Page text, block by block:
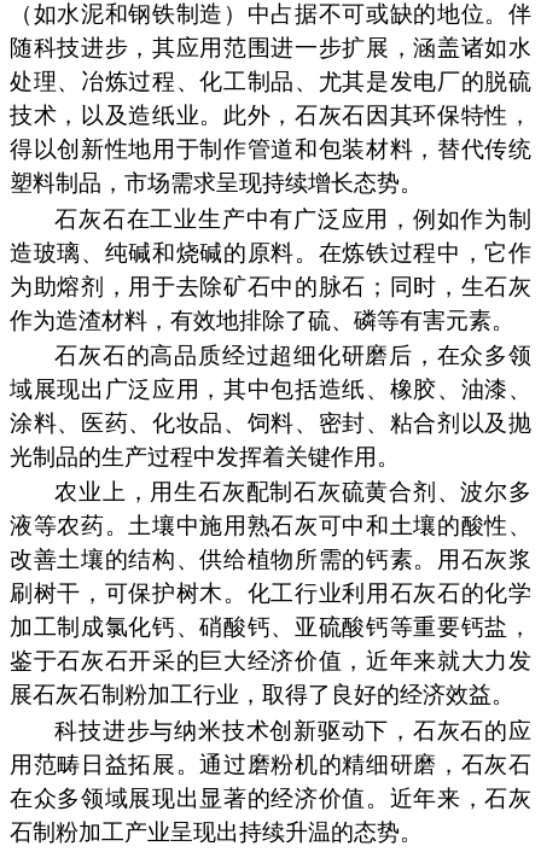
（如水泥和钢铁制造）中占据不可或缺的地位。伴
随科技进步，其应用范围进一步扩展，涵盖诸如水
处理、冶炼过程、化工制品、尤其是发电厂的脱硫
技术，以及造纸业。此外，石灰石因其环保特性，
得以创新性地用于制作管道和包装材料，替代传统
塑料制品，市场需求呈现持续增长态势。
石灰石在工业生产中有广泛应用，例如作为制
造玻璃、纯碱和烧碱的原料。在炼铁过程中，它作
为助熔剂，用于去除矿石中的脉石；同时，生石灰
作为造渣材料，有效地排除了硫、磷等有害元素。
石灰石的高品质经过超细化研磨后，在众多领
域展现出广泛应用，其中包括造纸、橡胶、油漆、
涂料、医药、化妆品、饲料、密封、粘合剂以及抛
光制品的生产过程中发挥着关键作用。
农业上，用生石灰配制石灰硫黄合剂、波尔多
液等农药。土壤中施用熟石灰可中和土壤的酸性、
改善土壤的结构、供给植物所需的钙素。用石灰浆
刷树干，可保护树木。化工行业利用石灰石的化学
加工制成氯化钙、硝酸钙、亚硫酸钙等重要钙盐，
鉴于石灰石开采的巨大经济价值，近年来就大力发
展石灰石制粉加工行业，取得了良好的经济效益。
科技进步与纳米技术创新驱动下，石灰石的应
用范畴日益拓展。通过磨粉机的精细研磨，石灰石
在众多领域展现出显著的经济价值。近年来，石灰
石制粉加工产业呈现出持续升温的态势。